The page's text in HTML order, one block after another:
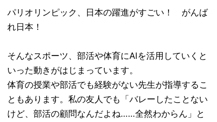
パリオリンピック、日本の躍進がすごい！ がんば
れ日本！
そんなスポーツ、部活や体育にAIを活用していくと
いった動きがはじまっています。
体育の授業や部活でも経験がない先生が指導するこ
ともあります。私の友人でも「バレーしたことない
けど、部活の顧問なんだよね……全然わからん」と